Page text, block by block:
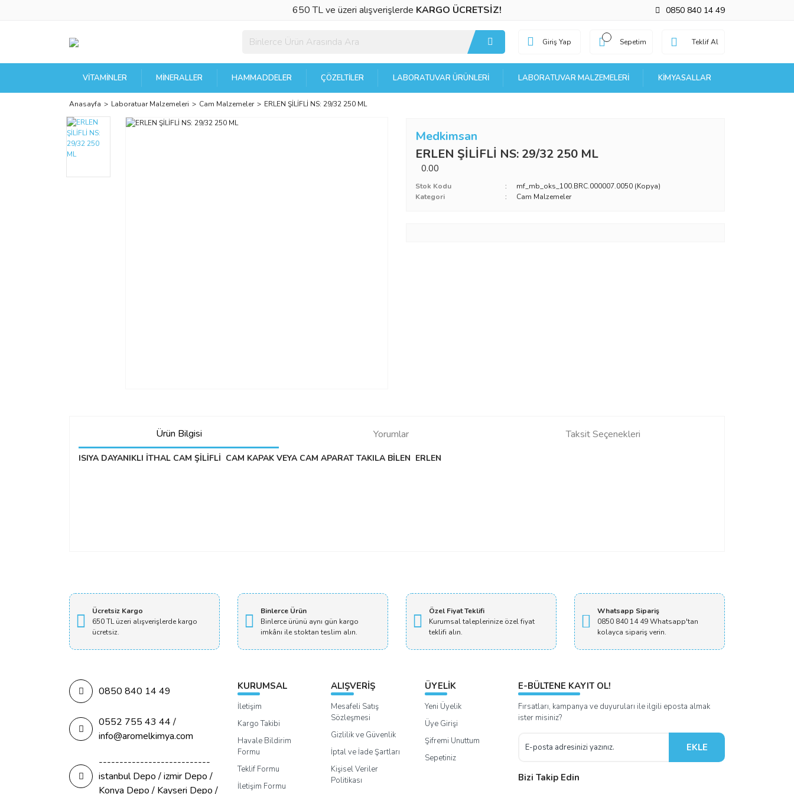
650 TL ve üzeri alışverişlerde KARGO ÜCRETSİZ! 0850 840 14 49
Giriş Yap Sepetim Teklif Al
VITAMINLER MINERALLER HAMMADDELER ÇÖZELTILER LABORATUVAR ÜRÜNLERI LABORATUVAR MALZEMELERI KIMYASALLAR
Anasayfa Laboratuar Malzemeleri Cam Malzemeler ERLEN ŞİLİFLİ NS: 29/32 250 ML
Medkimsan
ERLEN ŞİLİFLİ NS: 29/32 250 ML
0.00
Stok Kodu
mf_mb_oks_100.BRC.000007.0050 (Kopya)
Kategori
Cam Malzemeler
Ürün Bilgisi Yorumlar Taksit Seçenekleri
ISIYA DAYANIKLI İTHAL CAM ŞİLİFLİ CAM KAPAK VEYA CAM APARAT TAKILA BİLEN ERLEN
Ücretsiz Kargo
650 TL üzeri alışverişlerde kargo
ücretsiz.
Binlerce Ürün
Binlerce ürünü aynı gün kargo
imkânı ile stoktan teslim alın.
Özel Fiyat Teklifi
Kurumsal taleplerinize özel fiyat
teklifi alın.
Whatsapp Sipariş
0850 840 14 49 Whatsapp'tan
kolayca sipariş verin.
0850 840 14 49
0552 755 43 44 /
info@aromelkimya.com
---------------------------
istanbul Depo / izmir Depo /
Konya Depo / Kayseri Depo /
KURUMSAL
İletişim
Kargo Takibi
Havale Bildirim
Formu
Teklif Formu
İletişim Formu
ALIŞVERİŞ
Mesafeli Satış
Sözleşmesi
Gizlilik ve Güvenlik
İptal ve İade Şartları
Kişisel Veriler
Politikası
ÜYELİK
Yeni Üyelik
Üye Girişi
Şifremi Unuttum
Sepetiniz
E-BÜLTENE KAYIT OL!
Fırsatları, kampanya ve duyuruları ile ilgili eposta almak
ister misiniz?
EKLE
Bizi Takip Edin